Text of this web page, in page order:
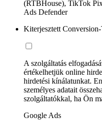
(RTBHouse), TikTok
Ads Defender
Kiterjesztett
A szolgáltatás
értékelhetjük online
hirdetési kínálatunkat.
személyes adatait
szolgáltatókkal, ha Ön
Google Ads